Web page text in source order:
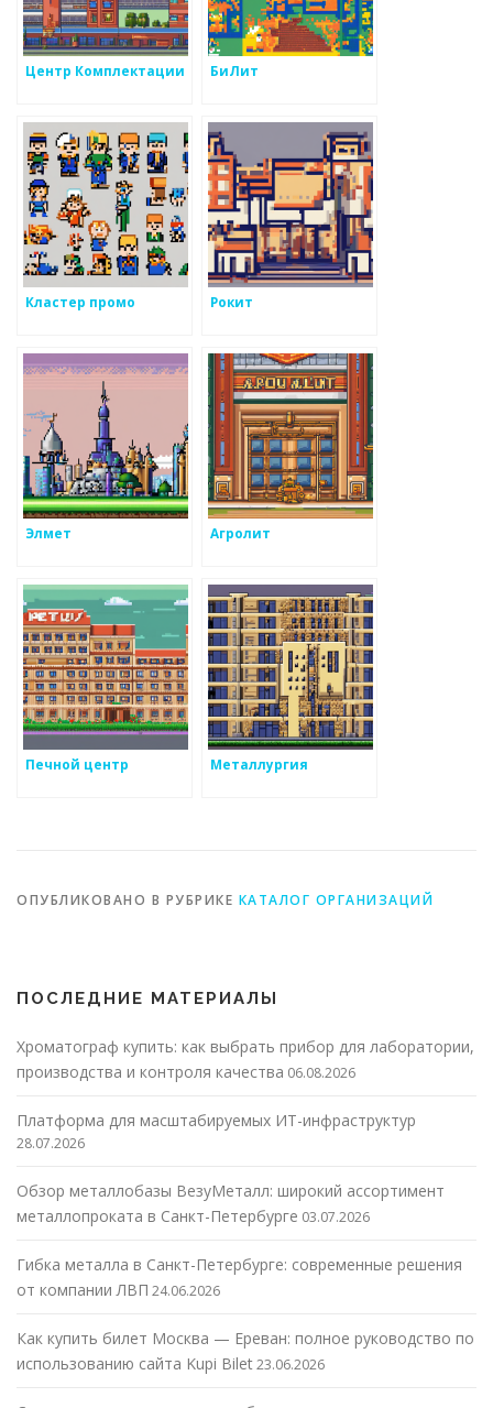
Центр Комплектации БиЛит
Кластер промо Рокит
Элмет Агролит
Печной центр Металлургия
ОПУБЛИКОВАНО В РУБРИКЕ КАТАЛОГ ОРГАНИЗАЦИЙ
ПОСЛЕДНИЕ МАТЕРИАЛЫ
Хроматограф купить: как выбрать прибор для лаборатории,
производства и контроля качества 06.08.2026
Платформа для масштабируемых ИТ-инфраструктур
28.07.2026
Обзор металлобазы ВезуМеталл: широкий ассортимент
металлопроката в Санкт-Петербурге 03.07.2026
Гибка металла в Санкт-Петербурге: современные решения
от компании ЛВП 24.06.2026
Как купить билет Москва — Ереван: полное руководство по
использованию сайта Kupi Bilet23.06.2026